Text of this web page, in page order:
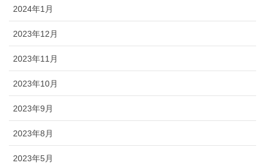
2024年1月
2023年12月
2023年11月
2023年10月
2023年9月
2023年8月
2023年5月